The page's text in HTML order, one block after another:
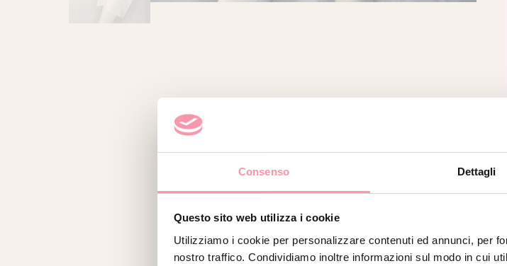
Consenso Dettagli
Questo sito web utilizza i cookie
Utilizziamo i cookie per personalizzare contenuti ed annunci, per
nostro traffico. Condividiamo inoltre informazioni sul modo in cui